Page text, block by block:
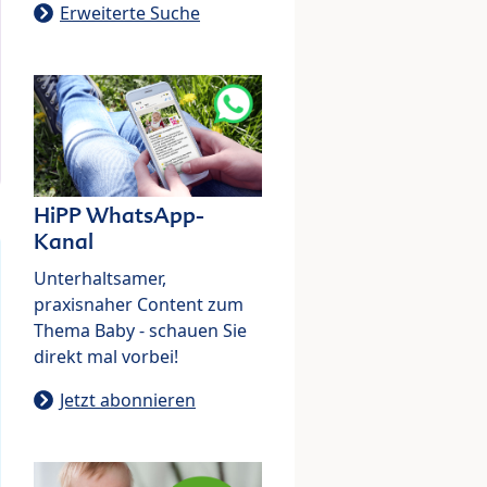
Erweiterte Suche
HiPP WhatsApp-
Kanal
Unterhaltsamer,
praxisnaher Content zum
Thema Baby - schauen Sie
direkt mal vorbei!
Jetzt abonnieren